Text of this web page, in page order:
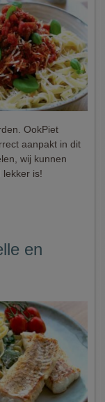
OokPiet
aanpakt in dit
wij kunnen
lekker is!
en